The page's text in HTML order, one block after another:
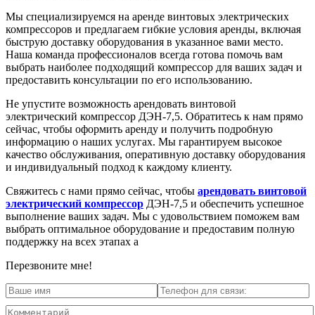
Мы специализируемся на аренде винтовых электрических
компрессоров и предлагаем гибкие условия аренды, включая
быструю доставку оборудования в указанное вами место.
Наша команда профессионалов всегда готова помочь вам
выбрать наиболее подходящий компрессор для ваших задач и
предоставить консультации по его использованию.
Не упустите возможность арендовать винтовой
электрический компрессор ДЭН-7,5. Обратитесь к нам прямо
сейчас, чтобы оформить аренду и получить подробную
информацию о наших услугах. Мы гарантируем высокое
качество обслуживания, оперативную доставку оборудования
и индивидуальный подход к каждому клиенту.
Свяжитесь с нами прямо сейчас, чтобы арендовать винтовой
электрический компрессор ДЭН-7,5 и обеспечить успешное
выполнение ваших задач. Мы с удовольствием поможем вам
выбрать оптимальное оборудование и предоставим полную
поддержку на всех этапах а
Перезвоните мне!